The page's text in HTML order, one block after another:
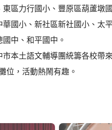
力行國小、豐原區葫蘆墩國
國小、新社區新社國小、太
中、和平國中。
土語文輔導團統籌各校帶來
位，活動熱鬧有趣。